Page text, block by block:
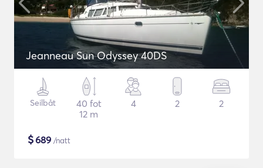
Jeanneau Sun Odyssey 40DS
Seilbåt
40 fot
12 m
4 2 2
$689 /natt